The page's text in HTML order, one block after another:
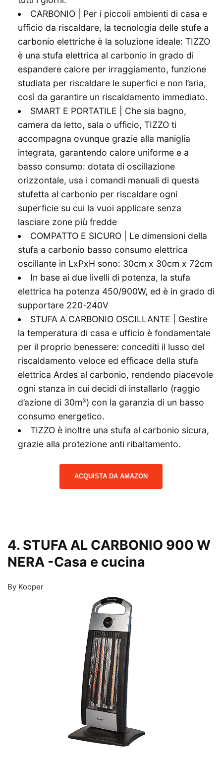
CARBONIO | Per i piccoli ambienti di casa e
ufficio da riscaldare, la tecnologia delle stufe a
carbonio elettriche è la soluzione ideale: TIZZO
è una stufa elettrica al carbonio in grado di
espandere calore per irraggiamento, funzione
studiata per riscaldare le superfici e non l’aria,
così da garantire un riscaldamento immediato.
SMART E PORTATILE | Che sia bagno,
camera da letto, sala o ufficio, TIZZO ti
accompagna ovunque grazie alla maniglia
integrata, garantendo calore uniforme e a
basso consumo: dotata di oscillazione
orizzontale, usa i comandi manuali di questa
stufetta al carbonio per riscaldare ogni
superficie su cui la vuoi applicare senza
lasciare zone più fredde
COMPATTO E SICURO | Le dimensioni della
stufa a carbonio basso consumo elettrica
oscillante in LxPxH sono: 30cm x 30cm x 72cm
In base ai due livelli di potenza, la stufa
elettrica ha potenza 450/900W, ed è in grado di
supportare 220-240V
STUFA A CARBONIO OSCILLANTE | Gestire
la temperatura di casa e ufficio è fondamentale
per il proprio benessere: concediti il lusso del
riscaldamento veloce ed efficace della stufa
elettrica Ardes al carbonio, rendendo piacevole
ogni stanza in cui decidi di installarlo (raggio
d’azione di 30m³) con la garanzia di un basso
consumo energetico.
TIZZO è inoltre una stufa al carbonio sicura,
grazie alla protezione anti ribaltamento.
ACQUISTA DA AMAZON
4. STUFA AL CARBONIO 900 W
NERA -Casa e cucina
By Kooper